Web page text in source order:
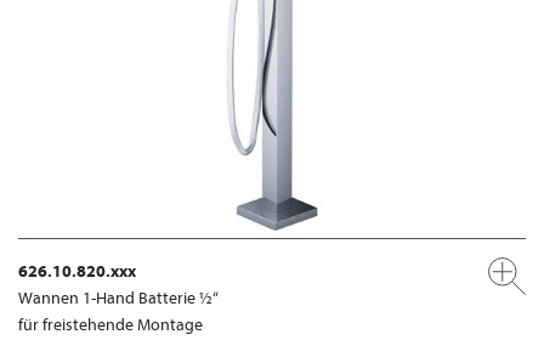
626.10.820.xxx
Wannen 1-Hand Batterie ½“
für freistehende Montage